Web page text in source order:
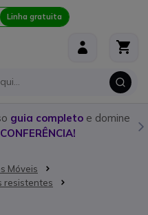
Linha gratuita
guia completoe domine
Móveis
resistentes